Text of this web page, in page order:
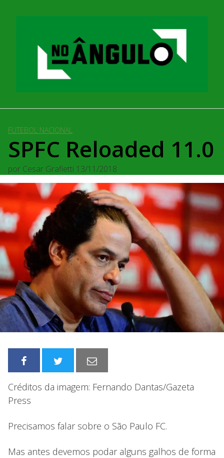
FUTEBOL NACIONAL
SPFC Reloaded 11.0
por Cesar Grafietti 13/11/2018
Créditos da imagem: Fernando Dantas/Gazeta
Press
Precisamos falar sobre o São Paulo FC.
Mas antes devemos podar alguns galhos de forma